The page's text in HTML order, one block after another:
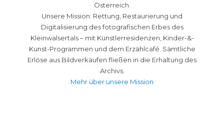
Österreich.
Unsere Mission: Rettung, Restaurierung und
Digitalisierung des fotografischen Erbes des
Kleinwalsertals – mit Künstlerresidenzen, Kinder-&-
Kunst-Programmen und dem Erzählcafé. Sämtliche
Erlöse aus Bildverkäufen fließen in die Erhaltung des
Archivs.
Mehr über unsere Mission